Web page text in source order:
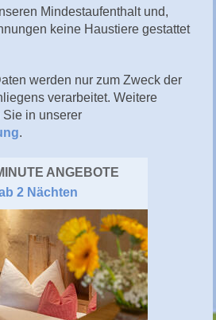
Mindestaufenthalt und,
keine Haustiere gestattet
werden nur zum Zweck der
verarbeitet. Weitere
Sie in unserer
.
ANGEBOTE
2 Nächten